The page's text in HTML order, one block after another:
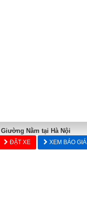
Nằm tại Hà Nội
ĐẶT XE XEM BÁO GIÁ